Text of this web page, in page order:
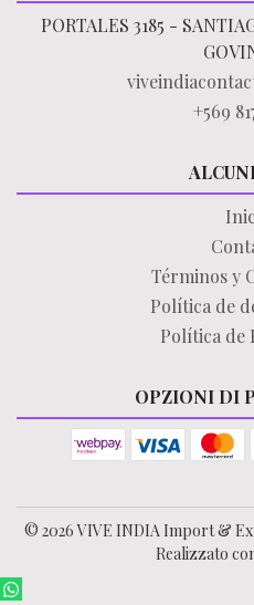
PORTALES 3185 -
+569
Términos y
Política de
Política de
OPZIONI DI
© 2026 VIVE INDIA Import &
Realizzato